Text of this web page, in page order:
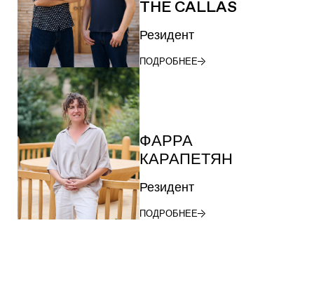
THE CALLAS
Резидент
ПОДРОБНЕЕ
ФАРРА
КАРАПЕТЯН
Резидент
ПОДРОБНЕЕ